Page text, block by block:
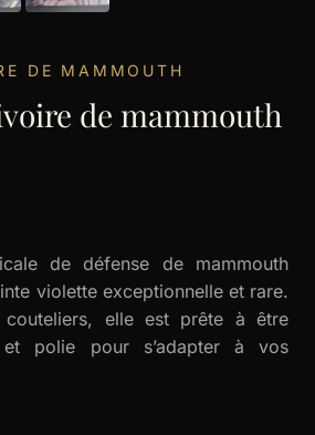
DE MAMMOUTH
de mammouth
de défense de mammouth
violette exceptionnelle et rare.
elle est prête à être
et polie pour s’adapter à vos